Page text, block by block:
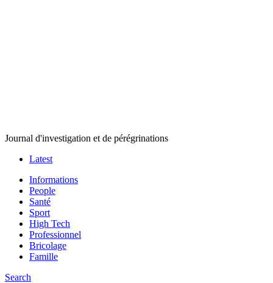
Journal d'investigation et de pérégrinations
Latest
Informations
People
Santé
Sport
High Tech
Professionnel
Bricolage
Famille
Search